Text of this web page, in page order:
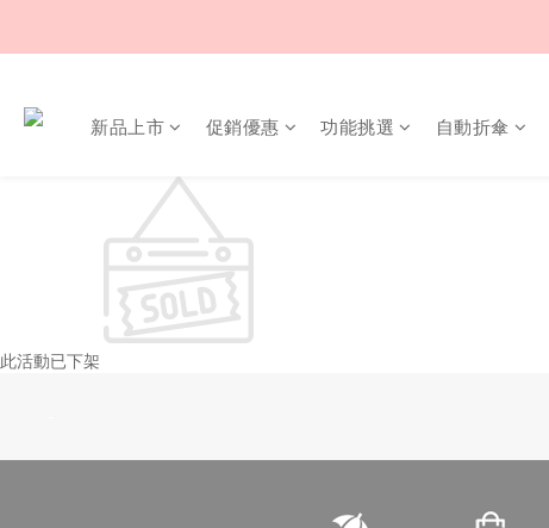
新品上市 促銷優惠 功能挑選 自動折傘
此活動已下架